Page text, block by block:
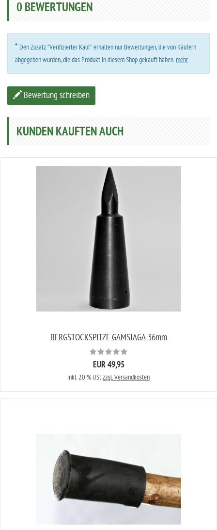
0 BEWERTUNGEN
* Den Zusatz “Verifizierter Kauf” erhalten nur Bewertungen, die von Käufern
abgegeben wurden, die das Produkt in diesem Shop gekauft haben.mehr
Bewertung schreiben
KUNDEN KAUFTEN AUCH
BERGSTOCKSPITZE GAMSJAGA 36mm
EUR 49,95
inkl. 20 % UStzzgl. Versandkosten